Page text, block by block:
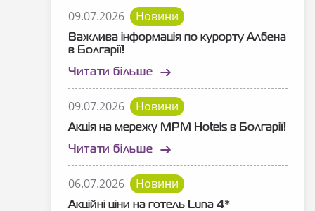
09.07.2026 Новини
Важлива інформація по курорту Албена
в Болгарії!
Читати більше
09.07.2026 Новини
Акція на мережу MPM Hotels в Болгарії!
Читати більше
06.07.2026 Новини
Акційні ціни на готель Luna 4*